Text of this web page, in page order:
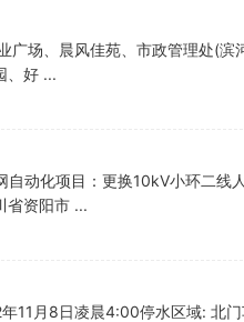
场、晨风佳苑、市政管理处(滨
、好 ...
动化项目：更换10kV小环二线
资阳市 ...
11月8日凌晨4:00停水区域: 北